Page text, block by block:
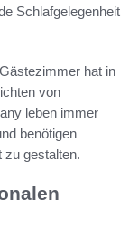
Schlafgelegenheit
hat in
von
leben immer
benötigen
zu gestalten.